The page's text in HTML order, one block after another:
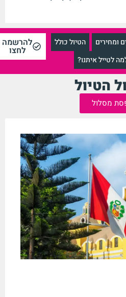
ומחירים
הטיול כולל
לטייל איתנו?
להרשמה
לחצו
הטיול
מסלול